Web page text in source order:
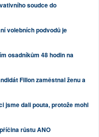
soudce do
volebních podvodů je
osadníkům 48 hodin na
Fillon zaměstnal ženu a
jsme dali pouta, protože mohl
růstu ANO